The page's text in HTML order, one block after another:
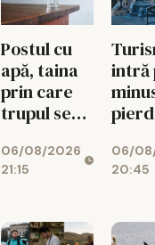
Postul cu
apă, taina
prin care
trupul se
06/08/2026
21:15
intră
2026
06/
20:45